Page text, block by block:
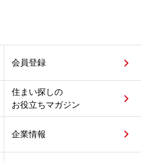
会員登録
住まい探しの
お役立ちマガジン
企業情報